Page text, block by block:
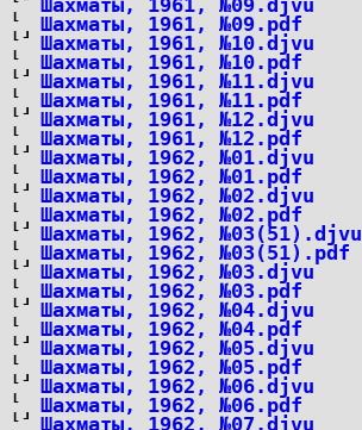
Шахматы, 1961, №09.djvu
Шахматы, 1961, №09.pdf
Шахматы, 1961, №10.djvu
Шахматы, 1961, №10.pdf
Шахматы, 1961, №11.djvu
Шахматы, 1961, №11.pdf
Шахматы, 1961, №12.djvu
Шахматы, 1961, №12.pdf
Шахматы, 1962, №01.djvu
Шахматы, 1962, №01.pdf
Шахматы, 1962, №02.djvu
Шахматы, 1962, №02.pdf
Шахматы, 1962, №03(51).djvu
Шахматы, 1962, №03(51).pdf
Шахматы, 1962, №03.djvu
Шахматы, 1962, №03.pdf
Шахматы, 1962, №04.djvu
Шахматы, 1962, №04.pdf
Шахматы, 1962, №05.djvu
Шахматы, 1962, №05.pdf
Шахматы, 1962, №06.djvu
Шахматы, 1962, №06.pdf
Шахматы, 1962, №07.djvu